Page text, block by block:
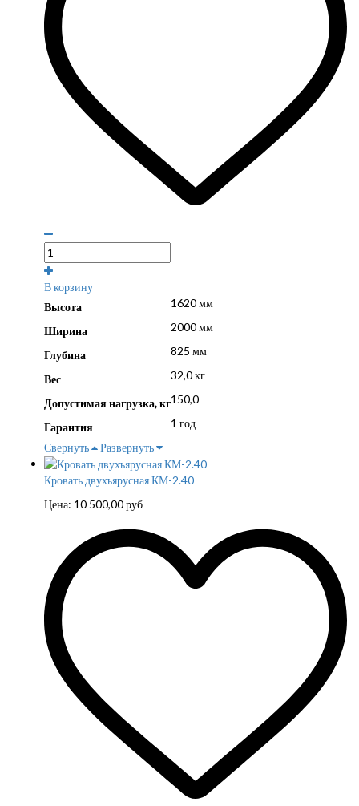
В корзину
Высота
1620 мм
Ширина 2000 мм
Глубина 825 мм
Вес 32,0 кг
Допустимая нагрузка, кг150,0
Гарантия
1 год
Свернуть
Развернуть
Кровать двухъярусная КМ-2.40
Цена: 10 500,00руб